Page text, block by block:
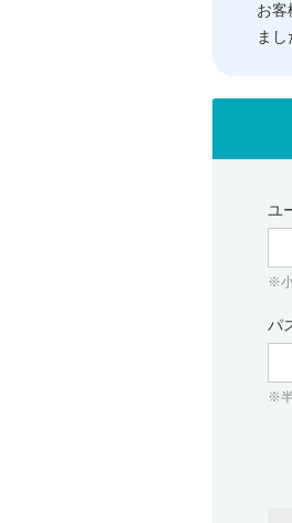
お客
ま
ユ
※
パ
※半